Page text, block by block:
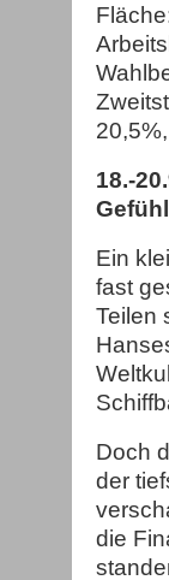
18.-
Ein
fast
Teilen
Doch
der
die